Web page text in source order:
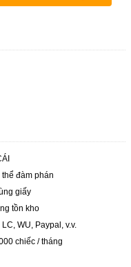
thể đàm phán
giấy
tồn kho
LC, WU, Paypal, v.v.
chiếc / tháng